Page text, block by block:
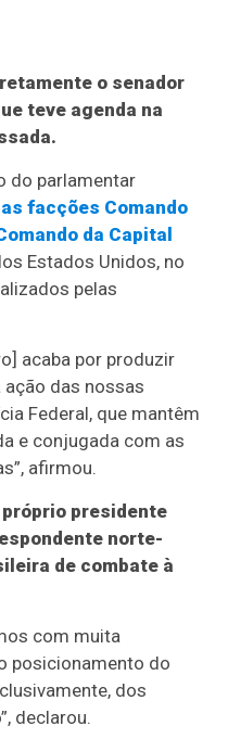
o senador
teve agenda na
do parlamentar
facções Comando
da Capital
Estados Unidos, no
pelas
acaba por produzir
das nossas
Federal, que mantêm
e conjugada com as
afirmou.
presidente
norte-
de combate à
com muita
posicionamento do
dos
declarou.